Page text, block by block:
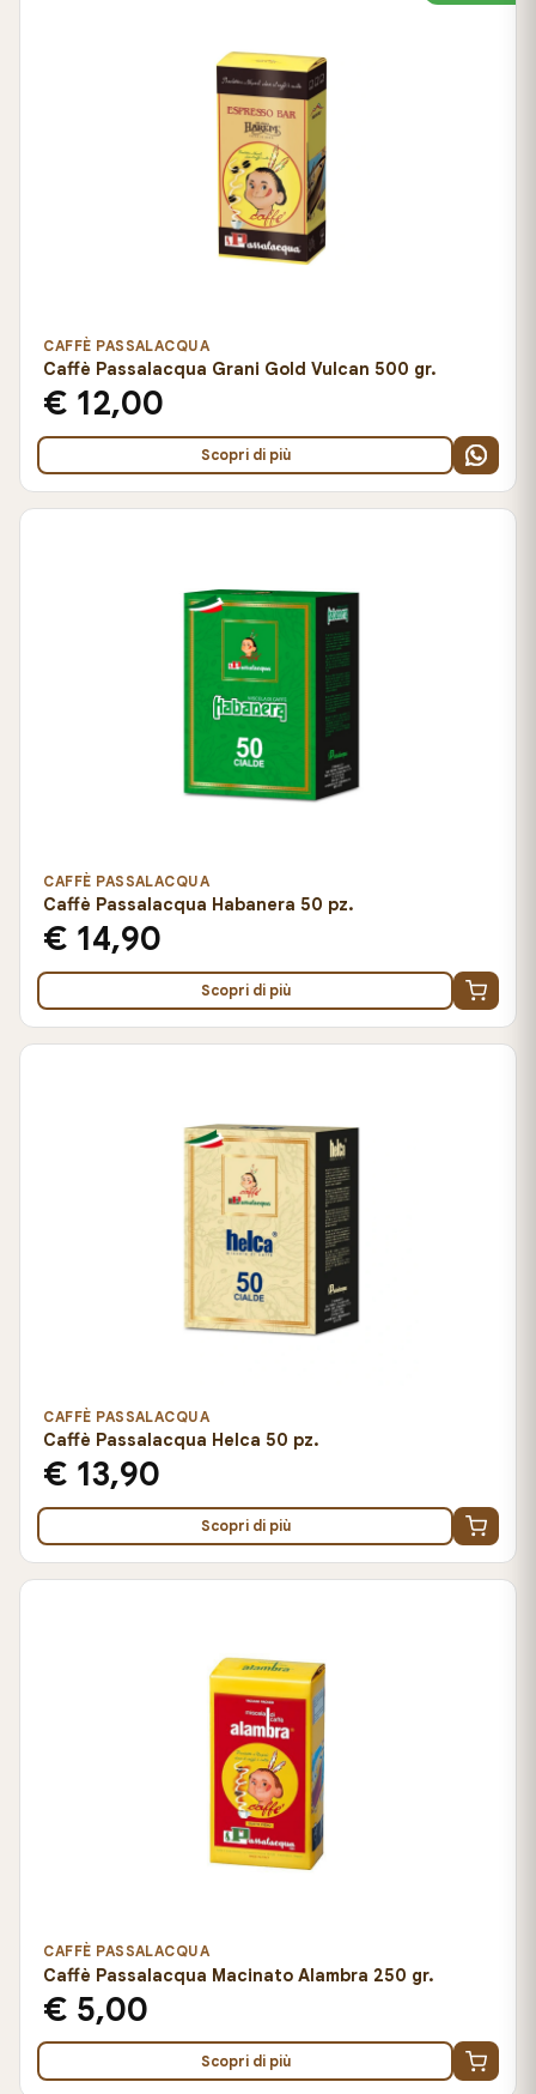
CAFFÈ PASSALACQUA
Caffè Passalacqua Grani Gold Vulcan 500 gr.
€ 12,00
Scopri di più
CAFFÈ PASSALACQUA
Caffè Passalacqua Habanera 50 pz.
€ 14,90
Scopri di più
CAFFÈ PASSALACQUA
Caffè Passalacqua Helca 50 pz.
€ 13,90
Scopri di più
CAFFÈ PASSALACQUA
Caffè Passalacqua Macinato Alambra 250 gr.
€ 5,00
Scopri di più